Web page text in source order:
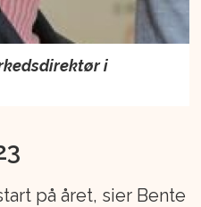
i
på året, sier Bente